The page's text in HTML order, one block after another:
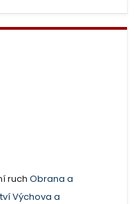
ruch Obrana a
Výchova a